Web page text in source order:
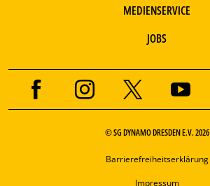
MEDIENSERVICE
JOBS
© SG DYNAMO DRESDEN E.V. 2026
Barrierefreiheitserklärung
Impressum